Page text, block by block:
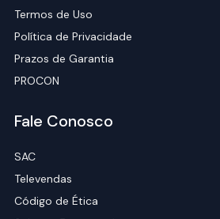
Termos de Uso
Política de Privacidade
Prazos de Garantia
PROCON
Fale Conosco
SAC
Televendas
Código de Ética